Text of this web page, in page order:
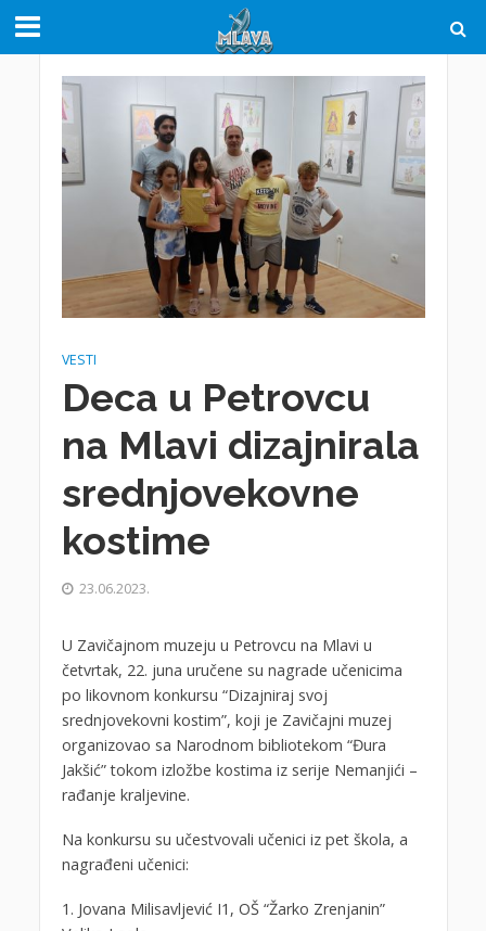
VESTI
Deca u Petrovcu
na Mlavi dizajnirala
srednjovekovne
kostime
23.06.2023.
U Zavičajnom muzeju u Petrovcu na Mlavi u
četvrtak, 22. juna uručene su nagrade učenicima
po likovnom konkursu “Dizajniraj svoj
srednjovekovni kostim”, koji je Zavičajni muzej
organizovao sa Narodnom bibliotekom “Đura
Jakšić” tokom izložbe kostima iz serije Nemanjići –
rađanje kraljevine.
Na konkursu su učestvovali učenici iz pet škola, a
nagrađeni učenici:
1. Jovana Milisavljević I1, OŠ “Žarko Zrenjanin”